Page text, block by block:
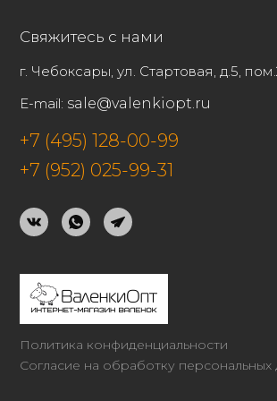
Политика конфиденциальности
Согласие на обработку персональных
Свяжитесь с нами
г. Чебоксары, ул. Стартовая, д.5,
E-mail: sale@valenkiopt.ru
+7 (495) 128-00-99
+7 (952) 025-99-31